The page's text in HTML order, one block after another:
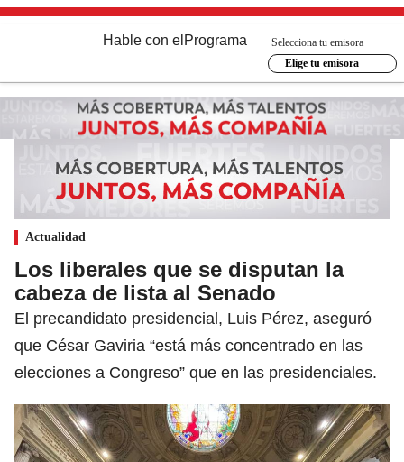
Hable con el Programa
Selecciona tu emisora
Elige tu emisora
Actualidad
Los liberales que se disputan la
cabeza de lista al Senado
El precandidato presidencial, Luis Pérez, aseguró
que César Gaviria “está más concentrado en las
elecciones a Congreso” que en las presidenciales.